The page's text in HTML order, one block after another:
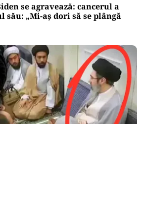
se agravează: cancerul a
său: „Mi-aș dori să se plângă